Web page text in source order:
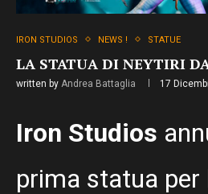
IRON STUDIOS NEWS ! STATUE
LA STATUA DI NEYTIRI
written by Andrea Battaglia 17
Iron Studios
prima statua per